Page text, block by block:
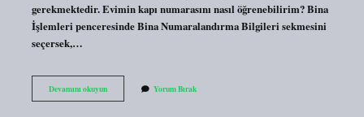
gerekmektedir. Evimin kapı numarasını nasıl öğrenebilirim? Bina
İşlemleri penceresinde Bina Numaralandırma Bilgileri sekmesini
seçersek,…
Devamını okuyunEvimin
Açık
Yorum Bırak